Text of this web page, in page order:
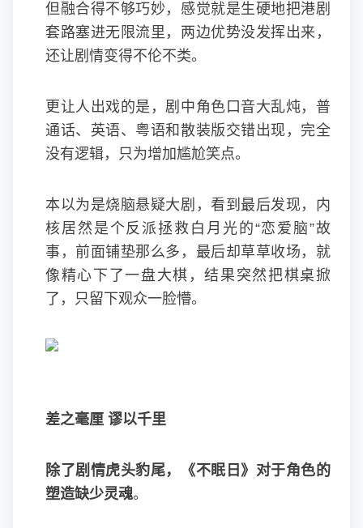
但融合得不够巧妙，感觉就是生硬地把港剧
套路塞进无限流里，两边优势没发挥出来，
还让剧情变得不伦不类。
更让人出戏的是，剧中角色口音大乱炖，普
通话、英语、粤语和散装版交错出现，完全
没有逻辑，只为增加尴尬笑点。
本以为是烧脑悬疑大剧，看到最后发现，内
核居然是个反派拯救白月光的“恋爱脑”故
事，前面铺垫那么多，最后却草草收场，就
像精心下了一盘大棋，结果突然把棋桌掀
了，只留下观众一脸懵。
差之毫厘 谬以千里
除了剧情虎头豹尾，
《不眠日》对于角色的
塑造缺少灵魂。